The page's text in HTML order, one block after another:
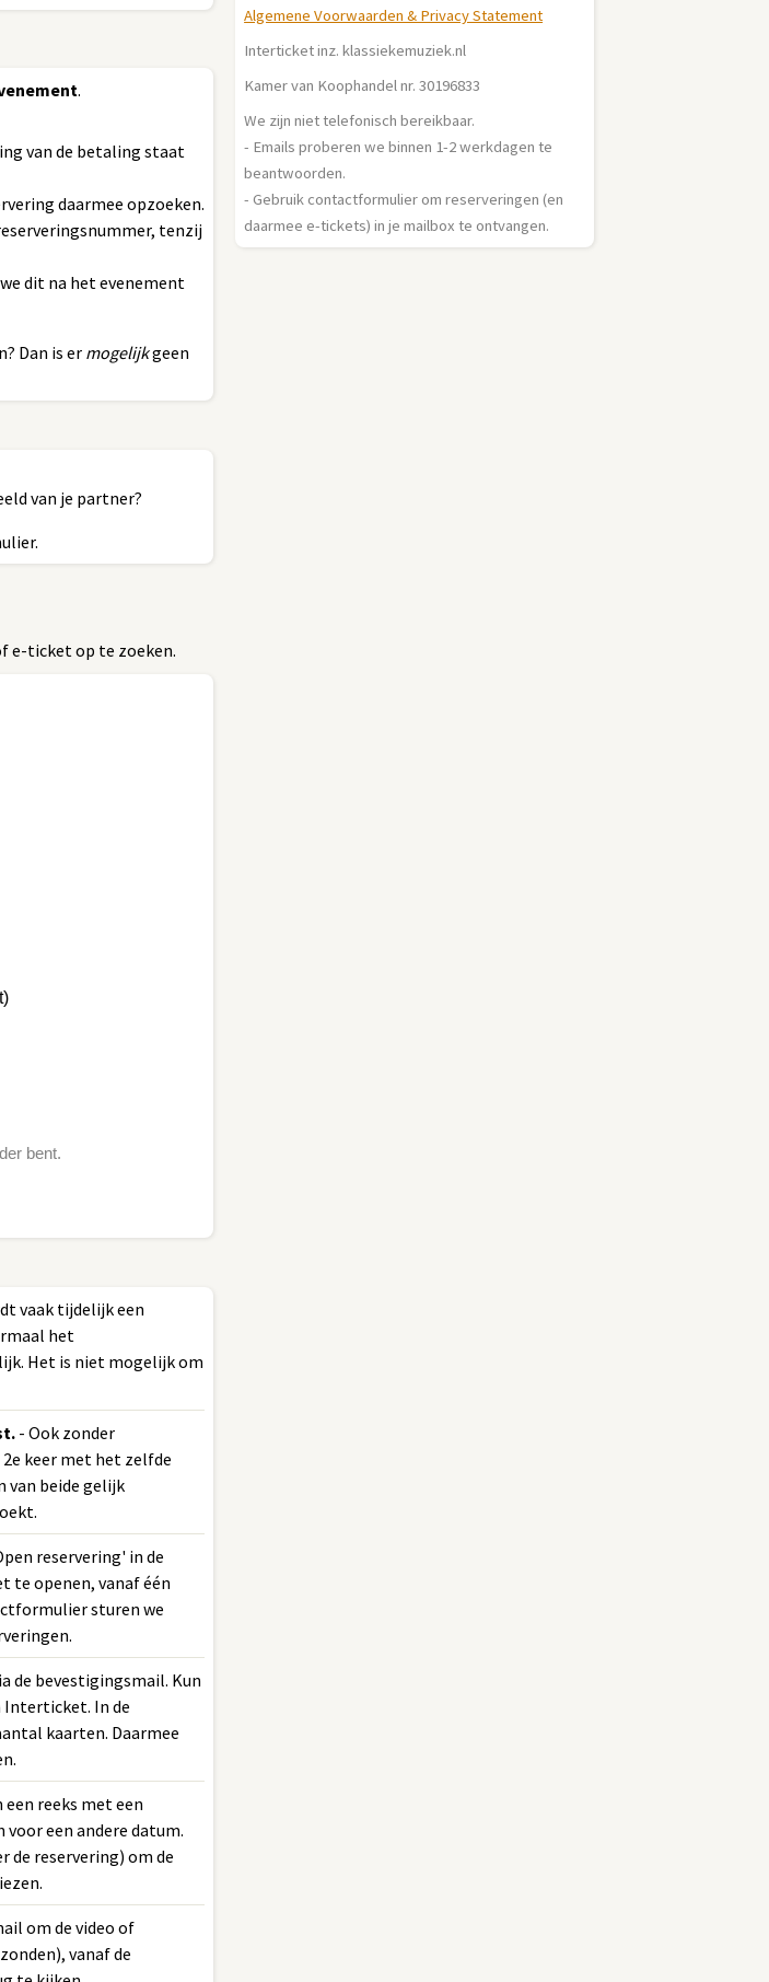
.
van de betaling staat
daarmee opzoeken.
tenzij
dit na het evenement
Dan is er mogelijkgeen
van je partner?
e-ticket op te zoeken.
bent.
vaak tijdelijk een
het
Het is niet mogelijk om
- Ook zonder
keer met het zelfde
van beide gelijk
reservering' in de
te openen, vanaf één
sturen we
de bevestigingsmail. Kun
Interticket. In de
kaarten. Daarmee
reeks met een
een andere datum.
de reservering) om de
om de video of
vanaf de
Algemene Voorwaarden & Privacy Statement
Interticket inz. klassiekemuziek.nl
Kamer van Koophandel nr. 30196833
We zijn niet telefonisch bereikbaar.
- Emails proberen we binnen 1-2 werkdagen te
beantwoorden.
- Gebruik contactformulier om reserveringen (en
daarmee e-tickets) in je mailbox te ontvangen.